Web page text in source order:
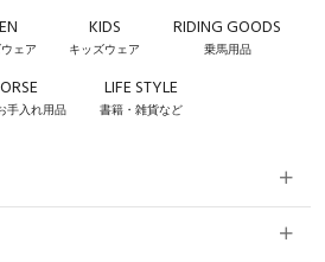
ェア
KIDS
キッズウェア
RIDING GOODS
乗馬用品
手入れ用品
LIFE STYLE
書籍・雑貨など